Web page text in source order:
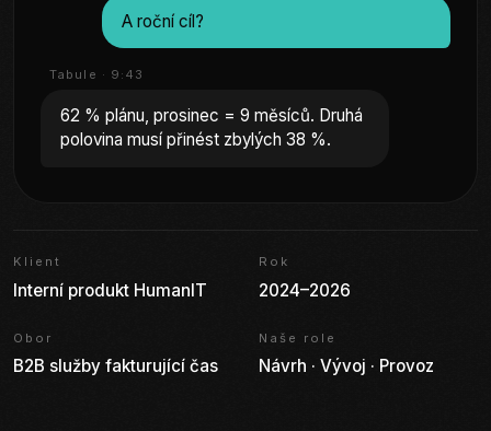
A roční cíl?
Tabule · 9:43
62 % plánu, prosinec = 9 měsíců. Druhá
polovina musí přinést zbylých 38 %.
Klient
Interní produkt HumanIT
Rok
2024–2026
Obor
B2B služby fakturující čas
Naše role
Návrh · Vývoj · Provoz